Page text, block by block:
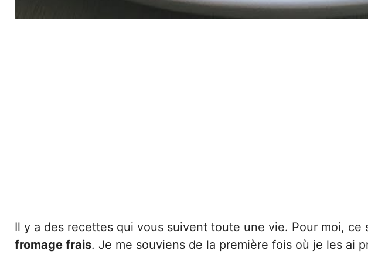
Il y a des recettes qui vous suivent toute une vie. Pour moi, ce
fromage frais. Je me souviens de la première fois où je les ai